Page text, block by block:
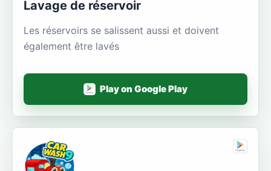
Lavage de réservoir
Les réservoirs se salissent aussi et doivent
également être lavés
Play on Google Play